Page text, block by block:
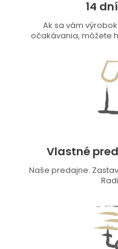
14
Ak sa vám
očakávania, môžete
Vlastné
Naše predajne.